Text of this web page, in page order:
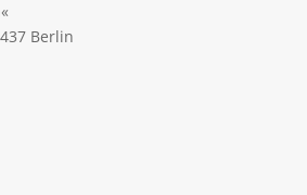
Berlin